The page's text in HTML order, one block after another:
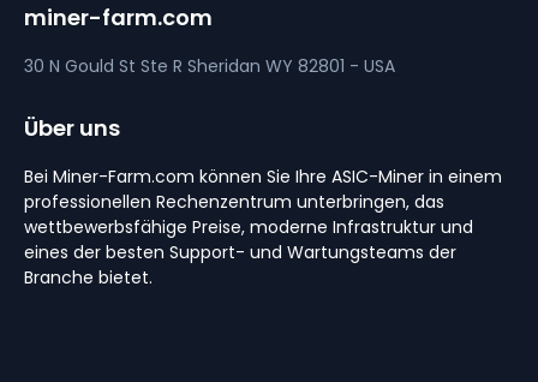
miner-farm.com
30 N Gould St Ste R Sheridan WY 82801 - USA
Über uns
Bei Miner-Farm.com können Sie Ihre ASIC-Miner in einem
professionellen Rechenzentrum unterbringen, das
wettbewerbsfähige Preise, moderne Infrastruktur und
eines der besten Support- und Wartungsteams der
Branche bietet.